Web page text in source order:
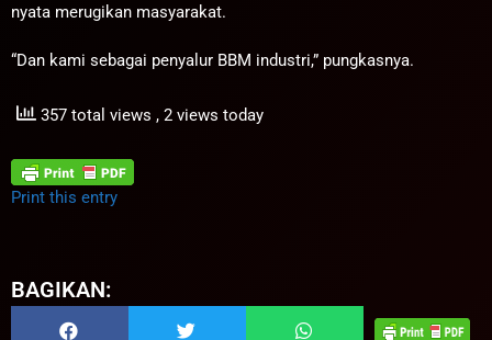
nyata merugikan masyarakat.
“Dan kami sebagai penyalur BBM industri,” pungkasnya.
357 total views , 2 views today
Print this entry
BAGIKAN: